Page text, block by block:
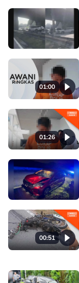
01:00
01:26
00:51